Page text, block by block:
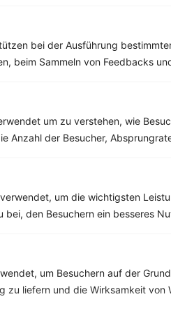
bei der Ausführung
beim Sammeln von Feedbacks
um zu verstehen, wie
Anzahl der Besucher,
um die wichtigsten
bei, den Besuchern ein besseres
um Besuchern auf der
zu liefern und die Wirksamkeit von
Fett:9 g
Eiweiß: 20 g